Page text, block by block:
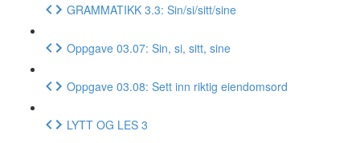
GRAMMATIKK 3.3: Sin/si/sitt/sine
Oppgave 03.07: Sin, si, sitt, sine
Oppgave 03.08: Sett inn riktig eiendomsord
LYTT OG LES 3